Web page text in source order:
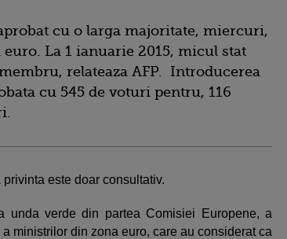
cu o larga majoritate, miercuri,
La 1 ianuarie 2015, micul stat
relateaza AFP. Introducerea
cu 545 de voturi pentru, 116
este doar consultativ.
unda verde din partea Comisiei Europene, a
ministrilor din zona euro, care au considerat ca